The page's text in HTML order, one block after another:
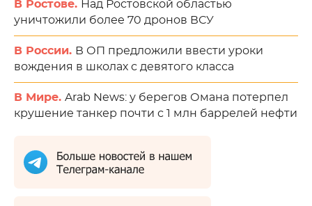
В Ростове. Над Ростовской областью
уничтожили более 70 дронов ВСУ
В России. В ОП предложили ввести уроки
вождения в школах с девятого класса
В Мире. Arab News: у берегов Омана потерпел
крушение танкер почти с 1 млн баррелей нефти